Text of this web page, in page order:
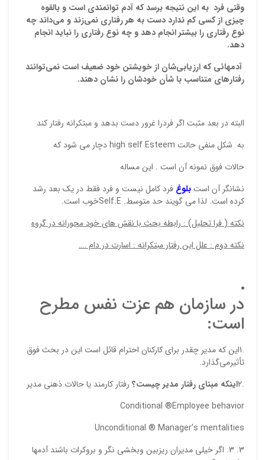
وقتي فرد به اين نتيجه برسد كه آدم توانمندي است و بالقوه
چيزي از كسي كم ندارد دست به هر رفتاري نمي‌زند و مي‌داند چه
نوع رفتاري را بيشتر انجام دهد و چه نوع رفتاري را نبايد انجام
دهد.
آدمهائي كه ارزيابي‌شان از خویشتن خود ضعيف است نمي‌توانند
رفتارهاي متناسب با شأن خودشان را نشان دهند.
البته در بعد مثبت اگر فردرا غرور دست بدهد و مبتكرانه رفتار كند
به شكل منفي حالت high self Esteem دچار می شود كه
حالات فوق نمونه آن است . این مساله
نشانگر آن استبلوغ فرد كامل نيست و فرد فقط در يك بعد رشد
كرده است. لذا مي گويند حد متوسط. Self.Eخوب است.
نکته ( فرا تحلیل) : رابطه بحث با نقش های خود محورانه در گروه
نکته دوم : علل این رفتار مبتکرانه : اسارت در دام ….
در سازمان هم عزت نفس مطرح
است:
.1این كه مدير چقدر براي كاركنان احترام قائل است اين در بحث فوق
تأثيرمي‌گذارد.
.2 اینکه مبناي رفتار مدير چيست؟ رفتار كارمند يا حالات ذهني مدير
Conditional ®Employee behavior
Unconditional ® Manager’s mentalities
3. اگر خيلي مدیران ريزبین وبخشی نگر و بروکرات باشند آدمها